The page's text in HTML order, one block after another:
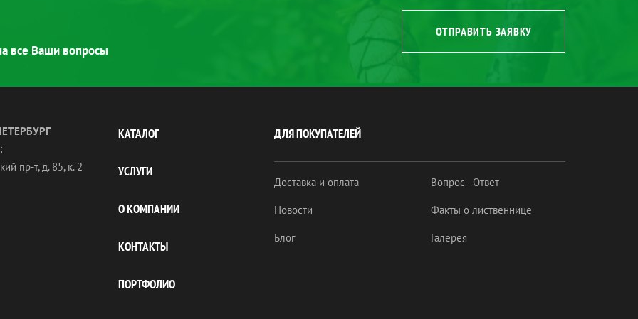
все Ваши вопросы
ОТПРАВИТЬ ЗАЯВКУ
пр-т, д. 85, к. 2
КАТАЛОГ
УСЛУГИ
О КОМПАНИИ
КОНТАКТЫ
ПОРТФОЛИО
ДЛЯ ПОКУПАТЕЛЕЙ
Доставка и оплата
Новости
Блог
Вопрос - Ответ
Факты о лиственнице
Галерея